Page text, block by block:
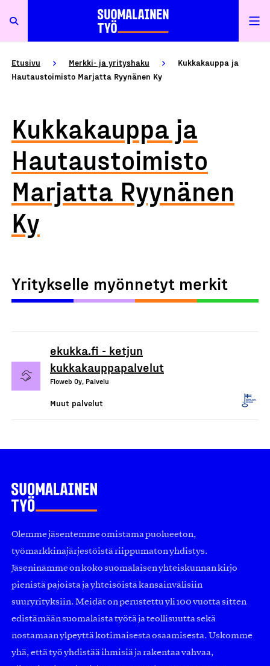
Etusivu Merkki- ja yrityshaku
Kukkakauppa ja
Hautaustoimisto Marjatta Ryynänen Ky
Kukkakauppa ja
Hautaustoimisto
Marjatta Ryynänen
Ky
Yritykselle myönnetyt merkit
ekukka.fi - ketjun
kukkakauppapalvelut
Floweb Oy, Palvelu
Muut palvelut
Olemme jäsentemme omistama puolueeton,
työmarkkinajärjestöistä riippumaton yhdistys.
Jäseninämme on koko suomalaisen yhteiskunnan kirjo
pienistä pajoista ja yhteisöistä kansainvälisiin
suuryrityksiin. Meidät on perustettu yli 100 vuotta sitten
edistämään suomalaista työtä ja teollisuutta sekä
nostamaan ylpeyttä kotimaisesta osaamisesta. Uskomme
yhä, että työ yhdistää ihmisiä ja rakentaa vahvaa,